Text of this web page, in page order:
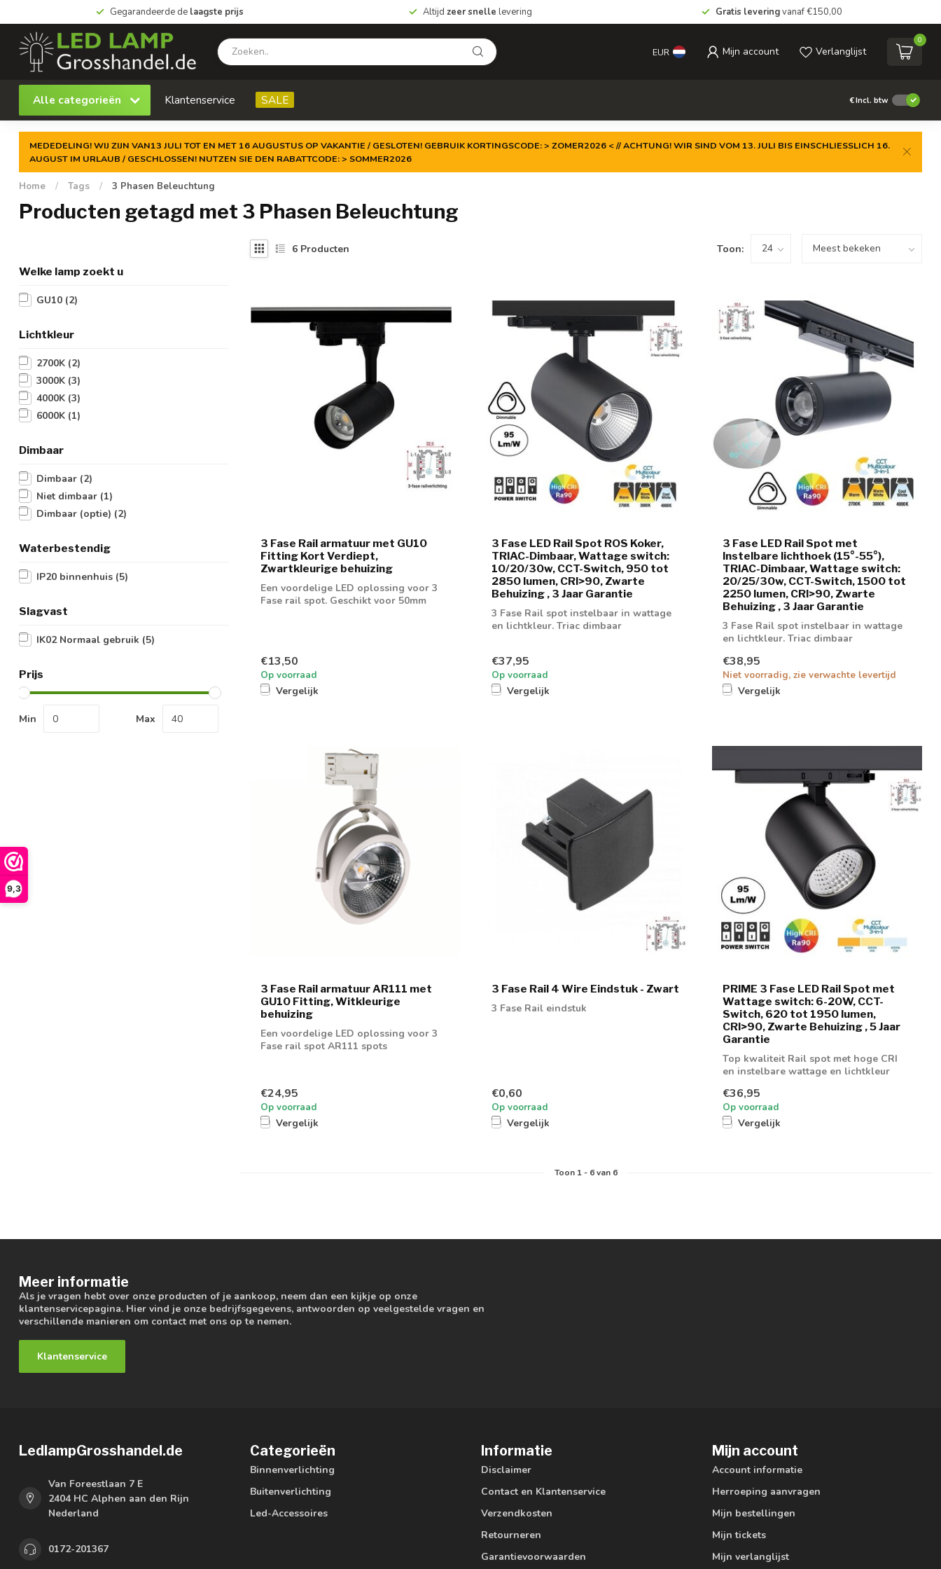
9,3
Gegarandeerde de laagste prijs Altijd zeer snelle levering Gratis leveringvanaf €150,00
EUR Mijn account Verlanglijst
0
Alle categorieën Klantenservice SALE €Incl. btw
MEDEDELING! WIJ ZIJN VAN13 JULI TOT EN MET 16 AUGUSTUS OP VAKANTIE / GESLOTEN! GEBRUIK KORTINGSCODE: > ZOMER2026 < // ACHTUNG! WIR SIND VOM 13. JULI BIS EINSCHLIESSLICH 16.
AUGUST IM URLAUB / GESCHLOSSEN! NUTZEN SIE DEN RABATTCODE: > SOMMER2026
Home / Tags / 3 Phasen Beleuchtung
Producten getagd met 3 Phasen Beleuchtung
Welke lamp zoekt u
GU10 (2)
Lichtkleur
2700K (2)
3000K (3)
4000K (3)
6000K (1)
Dimbaar
Dimbaar (2)
Niet dimbaar (1)
Dimbaar (optie) (2)
Waterbestendig
IP20 binnenhuis (5)
Slagvast
IK02 Normaal gebruik (5)
Prijs
Min Max
6 Producten Toon:
3 Fase Rail armatuur met GU10
Fitting Kort Verdiept,
Zwartkleurige behuizing
Een voordelige LED oplossing voor 3
Fase rail spot. Geschikt voor 50mm
€13,50
Op voorraad
Vergelijk
3 Fase LED Rail Spot ROS Koker,
TRIAC-Dimbaar, Wattage switch:
10/20/30w, CCT-Switch, 950 tot
2850 lumen, CRI>90, Zwarte
Behuizing , 3 Jaar Garantie
3 Fase Rail spot instelbaar in wattage
en lichtkleur. Triac dimbaar
€37,95
Op voorraad
Vergelijk
3 Fase LED Rail Spot met
Instelbare lichthoek (15°-55°),
TRIAC-Dimbaar, Wattage switch:
20/25/30w, CCT-Switch, 1500 tot
2250 lumen, CRI>90, Zwarte
Behuizing , 3 Jaar Garantie
3 Fase Rail spot instelbaar in wattage
en lichtkleur. Triac dimbaar
€38,95
Niet voorradig, zie verwachte levertijd
Vergelijk
3 Fase Rail armatuur AR111 met
GU10 Fitting, Witkleurige
behuizing
Een voordelige LED oplossing voor 3
Fase rail spot AR111 spots
€24,95
Op voorraad
Vergelijk
3 Fase Rail 4 Wire Eindstuk - Zwart
3 Fase Rail eindstuk
€0,60
Op voorraad
Vergelijk
PRIME 3 Fase LED Rail Spot met
Wattage switch: 6-20W, CCT-
Switch, 620 tot 1950 lumen,
CRI>90, Zwarte Behuizing , 5 Jaar
Garantie
Top kwaliteit Rail spot met hoge CRI
en instelbare wattage en lichtkleur
€36,95
Op voorraad
Vergelijk
Toon 1- 6van 6
Meer informatie
Als je vragen hebt over onze producten of je aankoop, neem dan een kijkje op onze
klantenservicepagina. Hier vind je onze bedrijfsgegevens, antwoorden op veelgestelde vragen en
verschillende manieren om contact met ons op te nemen.
Klantenservice
LedlampGrosshandel.de
Van Foreestlaan 7 E
2404 HC Alphen aan den Rijn
Nederland
0172-201367
Categorieën
Binnenverlichting
Buitenverlichting
Led-Accessoires
Informatie
Disclaimer
Contact en Klantenservice
Verzendkosten
Retourneren
Garantievoorwaarden
Mijn account
Account informatie
Herroeping aanvragen
Mijn bestellingen
Mijn tickets
Mijn verlanglijst